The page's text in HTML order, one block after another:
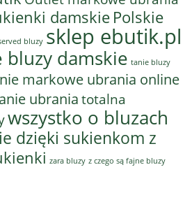
damskie Polskie
bluzy sklep ebutik.pl
bluzy damskie tanie bluzy
markowe ubrania online
ubrania totalna
wszystko o bluzach
dzięki sukienkom z
zara bluzy z czego są fajne bluzy